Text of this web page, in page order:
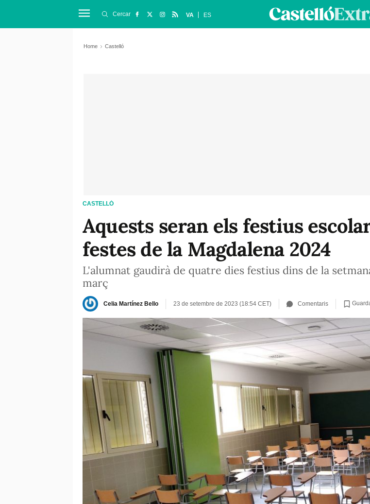
Cercar VA ES
Home Castelló
CASTELLÓ
Aquests seran els festius
festes de la Magdalena 2024
L'alumnat gaudirà de quatre dies festius dins de la
març
Celia Martínez Bello 23 de setembre de 2023 (18:54 CET) Comentaris